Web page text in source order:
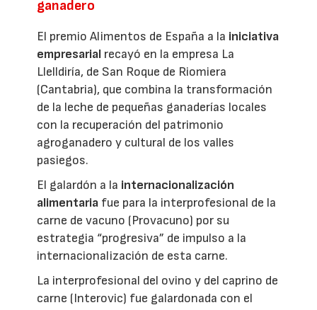
ganadero
El premio Alimentos de España a la iniciativa
empresarial recayó en la empresa La
Llelldiría, de San Roque de Riomiera
(Cantabria), que combina la transformación
de la leche de pequeñas ganaderías locales
con la recuperación del patrimonio
agroganadero y cultural de los valles
pasiegos.
El galardón a la internacionalización
alimentaria fue para la interprofesional de la
carne de vacuno (Provacuno) por su
estrategia “progresiva” de impulso a la
internacionalización de esta carne.
La interprofesional del ovino y del caprino de
carne (Interovic) fue galardonada con el